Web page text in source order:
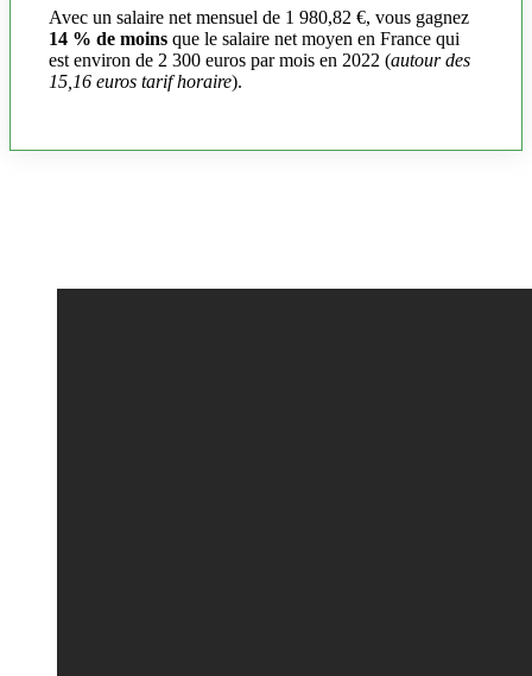
Avec un salaire net mensuel de 1 980,82 €, vous gagnez
14 % de moins que le salaire net moyen en France qui
est environ de 2 300 euros par mois en 2022 (autour des
15,16 euros tarif horaire).